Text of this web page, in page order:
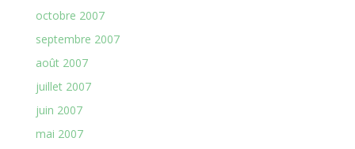
octobre 2007
septembre 2007
août 2007
juillet 2007
juin 2007
mai 2007